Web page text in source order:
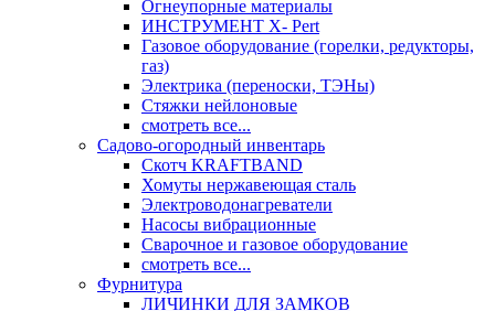
Огнеупорные материалы
ИНСТРУМЕНТ X- Pert
Газовое оборудование (горелки, редукторы,
газ)
Электрика (переноски, ТЭНы)
Стяжки нейлоновые
смотреть все...
Садово-огородный инвентарь
Скотч KRAFTBAND
Хомуты нержавеющая сталь
Электроводонагреватели
Насосы вибрационные
Сварочное и газовое оборудование
смотреть все...
Фурнитура
ЛИЧИНКИ ДЛЯ ЗАМКОВ